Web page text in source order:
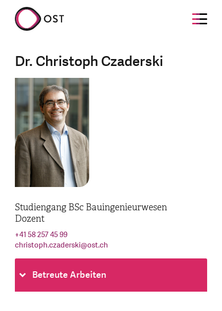
Dr. Christoph Czaderski
Studiengang BSc Bauingenieurwesen
Dozent
+41 58 257 45 99
christoph.czaderski@ost.ch
Betreute Arbeiten